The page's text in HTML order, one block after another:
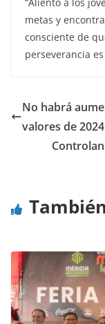
metas y
consciente de
perseverancia
No habrá
valores de 2024